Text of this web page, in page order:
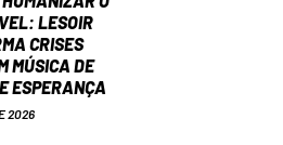
LESOIR
CRISES
MÚSICA DE
ESPERANÇA
2026